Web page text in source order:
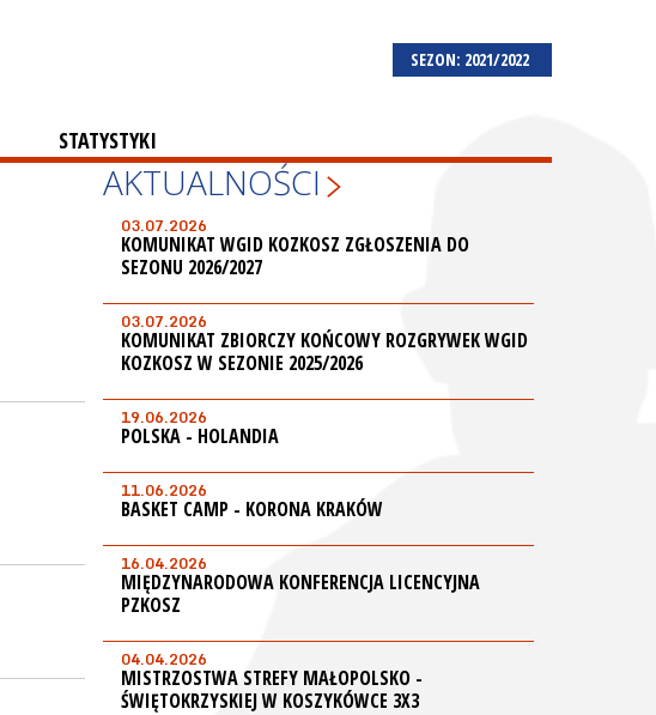
SEZON: 2021/2022
STATYSTYKI
AKTUALNOŚCI
03.07.2026
KOMUNIKAT WGID KOZKOSZ ZGŁOSZENIA DO
SEZONU 2026/2027
03.07.2026
KOMUNIKAT ZBIORCZY KOŃCOWY ROZGRYWEK WGID
KOZKOSZ W SEZONIE 2025/2026
19.06.2026
POLSKA - HOLANDIA
11.06.2026
BASKET CAMP - KORONA KRAKÓW
16.04.2026
MIĘDZYNARODOWA KONFERENCJA LICENCYJNA
PZKOSZ
04.04.2026
MISTRZOSTWA STREFY MAŁOPOLSKO -
ŚWIĘTOKRZYSKIEJ W KOSZYKÓWCE 3X3